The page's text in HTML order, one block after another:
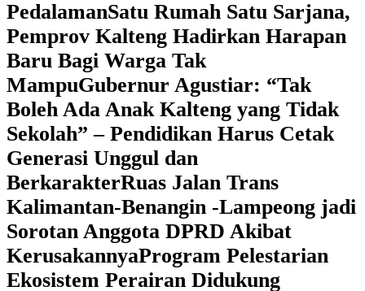
Pedalaman‎Satu Rumah Satu Sarjana,
Pemprov Kalteng Hadirkan Harapan
Baru Bagi Warga Tak
Mampu‎Gubernur Agustiar: “Tak
Boleh Ada Anak Kalteng yang Tidak
Sekolah” – Pendidikan Harus Cetak
Generasi Unggul dan
BerkarakterRuas Jalan Trans
Kalimantan-Benangin -Lampeong jadi
Sorotan Anggota DPRD Akibat
KerusakannyaProgram Pelestarian
Ekosistem Perairan Didukung